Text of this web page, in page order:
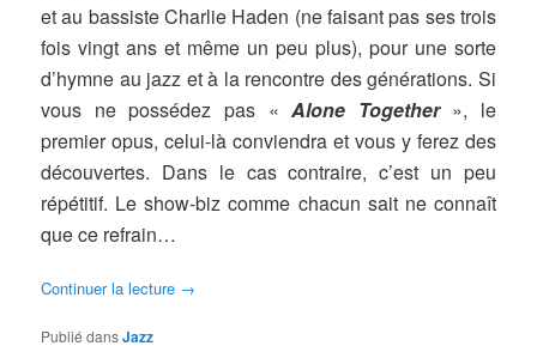
et au bassiste Charlie Haden (ne faisant pas ses trois
fois vingt ans et même un peu plus), pour une sorte
d’hymne au jazz et à la rencontre des générations. Si
vous ne possédez pas «Alone Together», le
premier opus, celui-là conviendra et vous y ferez des
découvertes. Dans le cas contraire, c’est un peu
répétitif. Le show-biz comme chacun sait ne connaît
que ce refrain…
Continuer la lecture →
Publié dansJazz